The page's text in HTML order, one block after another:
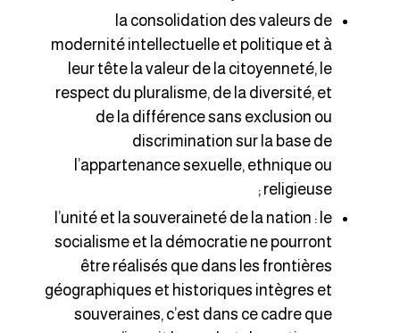
la consolidation des valeurs de
modernité intellectuelle et politique et à
leur tête la valeur de la citoyenneté, le
respect du pluralisme, de la diversité, et
de la différence sans exclusion ou
discrimination sur la base de
l’appartenance sexuelle, ethnique ou
religieuse ;
l’unité et la souveraineté de la nation : le
socialisme et la démocratie ne pourront
être réalisés que dans les frontières
géographiques et historiques intègres et
souveraines, c’est dans ce cadre que